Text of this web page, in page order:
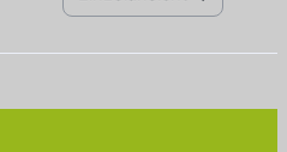
Modus Tertiärnavigation